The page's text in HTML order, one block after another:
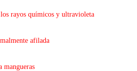
rayos químicos y ultravioleta
afilada
mangueras